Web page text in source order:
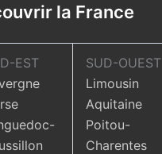
la France
EST
SUD-OUEST
Limousin
Aquitaine
Poitou-
Charentes